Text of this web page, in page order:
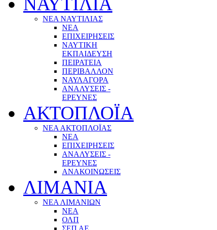
ΝΕΑ ΝΑΥΤΙΛΙΑΣ
ΝΕΑ
ΕΠΙΧΕΙΡΗΣΕΙΣ
ΝΑΥΤΙΚΗ
ΕΚΠΑΙΔΕΥΣΗ
ΠΕΙΡΑΤΕΙΑ
ΠΕΡΙΒΑΛΛΟΝ
ΝΑΥΛΑΓΟΡΑ
ΑΝΑΛΥΣΕΙΣ -
ΕΡΕΥΝΕΣ
ΑΚΤΟΠΛΟΪΑ
ΝΕΑ ΑΚΤΟΠΛΟΪΑΣ
ΝΕΑ
ΕΠΙΧΕΙΡΗΣΕΙΣ
ΑΝΑΛΥΣΕΙΣ -
ΕΡΕΥΝΕΣ
ΑΝΑΚΟΙΝΩΣΕΙΣ
ΛΙΜΑΝΙΑ
ΝΕΑ ΛΙΜΑΝΙΩΝ
ΝΕΑ
ΟΛΠ
ΣΕΠ ΑΕ